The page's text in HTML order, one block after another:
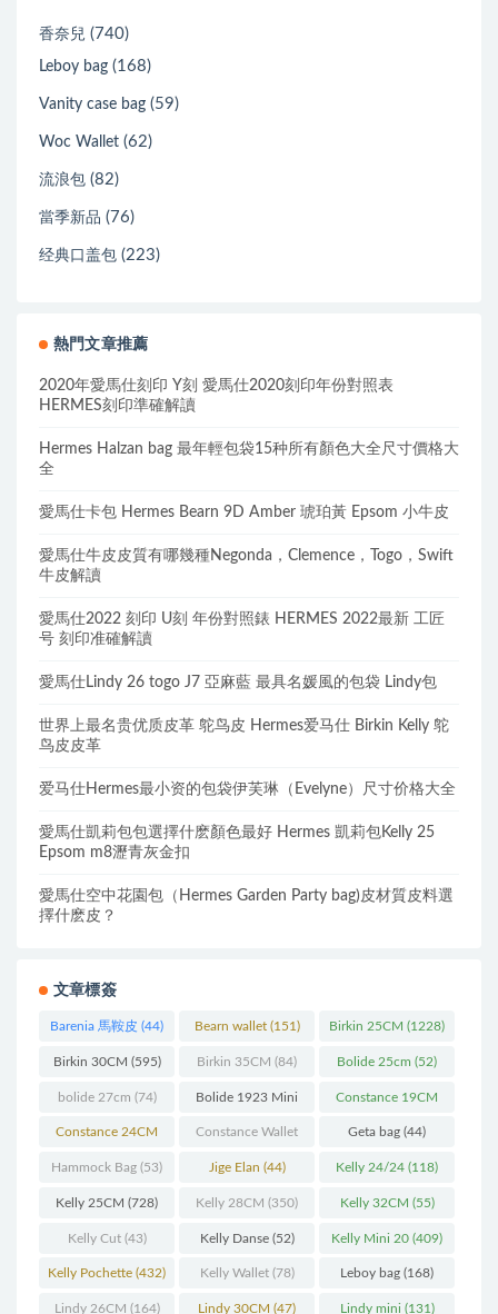
香奈兒 (740)
Leboy bag (168)
Vanity case bag (59)
Woc Wallet (62)
流浪包 (82)
當季新品 (76)
经典口盖包 (223)
熱門文章推薦
2020年愛馬仕刻印 Y刻 愛馬仕2020刻印年份對照表
HERMES刻印準確解讀
Hermes Halzan bag 最年輕包袋15种所有顏色大全尺寸價格大
全
愛馬仕卡包 Hermes Bearn 9D Amber 琥珀黃 Epsom 小牛皮
愛馬仕牛皮皮質有哪幾種Negonda，Clemence，Togo，Swift
牛皮解讀
愛馬仕2022 刻印 U刻 年份對照錶 HERMES 2022最新 工匠
号 刻印准確解讀
愛馬仕Lindy 26 togo J7 亞麻藍 最具名媛風的包袋 Lindy包
世界上最名贵优质皮革 鸵鸟皮 Hermes爱马仕 Birkin Kelly 鸵
鸟皮皮革
爱马仕Hermes最小资的包袋伊芙琳（Evelyne）尺寸价格大全
愛馬仕凱莉包包選擇什麽顏色最好 Hermes 凱莉包Kelly 25
Epsom m8瀝青灰金扣
愛馬仕空中花園包（Hermes Garden Party bag)皮材質皮料選
擇什麽皮？
文章標簽
Barenia 馬鞍皮 (44) Bearn wallet(151) Birkin 25CM (1228)
Birkin 30CM (595) Birkin 35CM (84) Bolide 25cm (52)
bolide 27cm (74) Bolide 1923 Mini
(93)
Constance 19CM
(571)
Constance 24CM
(216)
Constance Wallet
(60)
Geta bag (44)
Hammock Bag (53) Jige Elan (44) Kelly 24/24 (118)
Kelly 25CM (728) Kelly 28CM (350) Kelly 32CM (55)
Kelly Cut(43) Kelly Danse(52) Kelly Mini 20 (409)
Kelly Pochette (432) Kelly Wallet(78) Leboy bag (168)
Lindy 26CM (164) Lindy 30CM (47) Lindy mini (131)